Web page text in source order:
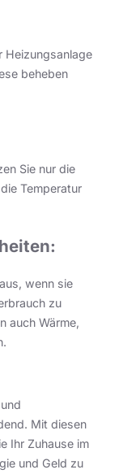
Heizungsanlage
beheben
Sie nur die
Temperatur
wenn sie
zu
auch Wärme,
Mit diesen
Ihr Zuhause im
und Geld zu